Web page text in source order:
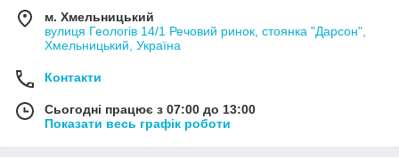
м. Хмельницький
вулиця Геологів 14/1 Речовий ринок, стоянка "Дарсон",
Хмельницький, Україна
Контакти
Сьогодні працює з 07:00 до 13:00
Показати весь графік роботи